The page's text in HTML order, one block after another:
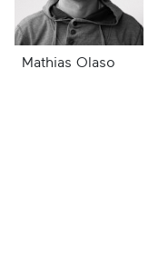
Mathias Olaso